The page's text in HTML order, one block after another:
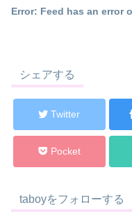
Error: Feed has an error
シェアする
Twitter
Pocket
taboyをフォローする